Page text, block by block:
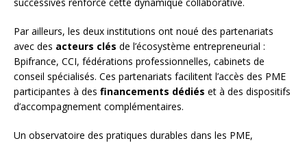
successives renforce cette dynamique collaborative.
Par ailleurs, les deux institutions ont noué des partenariats
avec des acteurs clés de l’écosystème entrepreneurial :
Bpifrance, CCI, fédérations professionnelles, cabinets de
conseil spécialisés. Ces partenariats facilitent l’accès des PME
participantes à des financements dédiés et à des dispositifs
d’accompagnement complémentaires.
Un observatoire des pratiques durables dans les PME,